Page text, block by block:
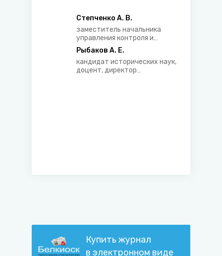
иных организациях
(комментарий к
постановлению Министерства
юстиции Республики Беларусь
от 10 января 2024 г. №2)
Степченко А. В.
заместитель начальника
управления контроля и
обязательной юридической
экспертизы главного
управления обязательной
юридической экспертизы
Рыбаков А. Е.
кандидат исторических наук,
доцент, директор
Купить журнал
в электронном виде